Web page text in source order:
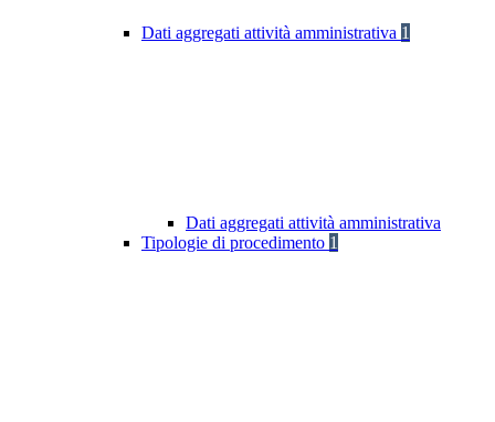
Dati aggregati attività amministrativa 1
Dati aggregati attività amministrativa
Tipologie di procedimento 1